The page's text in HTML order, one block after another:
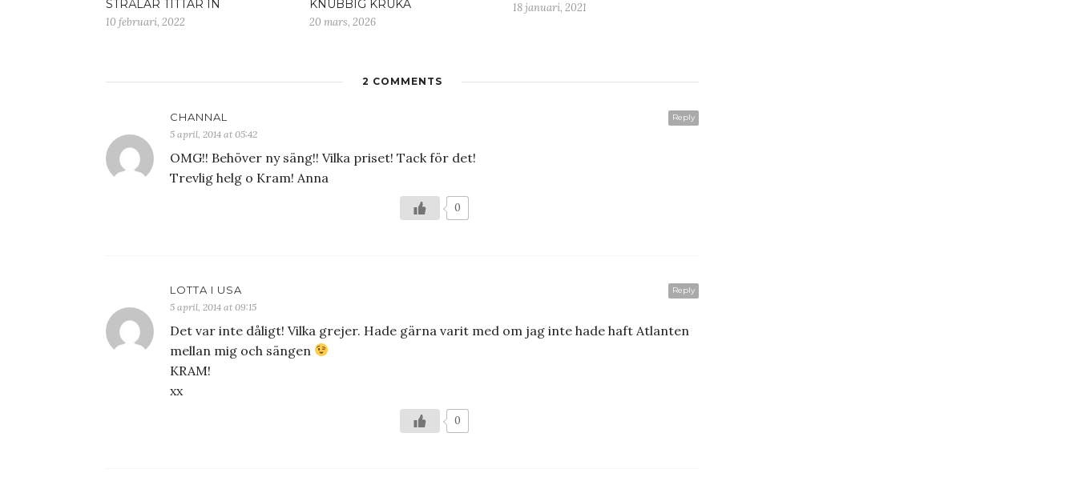
STRÅLAR TITTAR IN
10 februari, 2022
KNUBBIG KRUKA
20 mars, 2026
18 januari, 2021
2 COMMENTS
Reply
CHANNAL
5 april, 2014 at 05:42
OMG!! Behöver ny säng!! Vilka priset! Tack för det!
Trevlig helg o Kram! Anna
0
Reply
LOTTA I USA
5 april, 2014 at 09:15
Det var inte dåligt! Vilka grejer. Hade gärna varit med om jag inte hade haft Atlanten
mellan mig och sängen
KRAM!
xx
0